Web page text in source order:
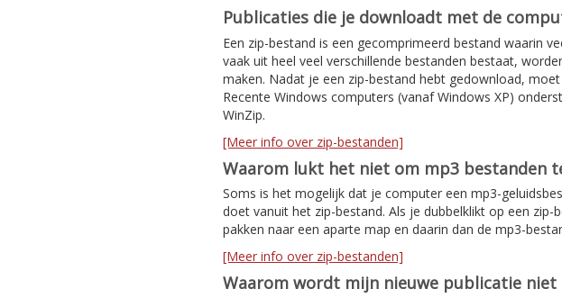
Publicaties die je downloadt met de
Een zip-bestand is een gecomprimeerd bestand waarin
vaak uit heel veel verschillende bestanden bestaat,
maken. Nadat je een zip-bestand hebt gedownload,
Recente Windows computers (vanaf Windows XP)
WinZip.
[Meer info over zip-bestanden]
Waarom lukt het niet om mp3 bestanden
Soms is het mogelijk dat je computer een mp3-
doet vanuit het zip-bestand. Als je dubbelklikt op een
pakken naar een aparte map en daarin dan de mp3-
[Meer info over zip-bestanden]
Waarom wordt mijn nieuwe publicatie niet